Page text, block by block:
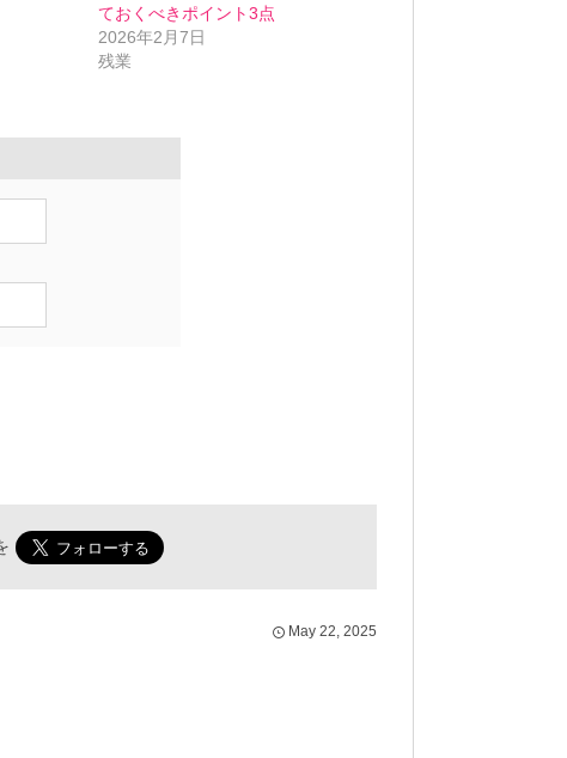
ておくべきポイント3点
2026年2月7日
残業
May 22 2025